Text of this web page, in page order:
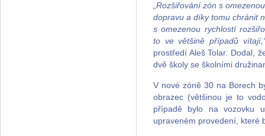
„Rozšiřování zón s
dopravu a díky tomu chránit
s omezenou rychlostí
to ve většině případů
prostředí Aleš Tolar. Dodal,
dvě školy se školními
V nové zóně 30 na Borech
obrazec (většinou je to
případě bylo na vozovku
upraveném provedení, které